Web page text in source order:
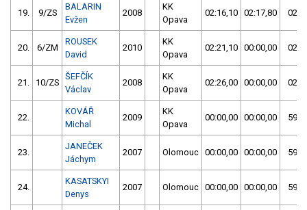
19. 9/ZS
BALARIN
Evžen
2008
KK
Opava
02:16,10 02:17,80
20. 6/ZM
ROUSEK
David
2010
KK
Opava
02:21,10 00:00,00
21. 10/ZS
ŠEFČÍK
Václav
2008
KK
Opava
02:26,00 00:00,00
22.
KOVÁŘ
Michal
2009
KK
Opava
00:00,00 00:00,00
23.
JANEČEK
Jáchym
2007 Olomouc 00:00,00 00:00,00
24.
KASATSKYI
Denys
2007 Olomouc 00:00,00 00:00,00